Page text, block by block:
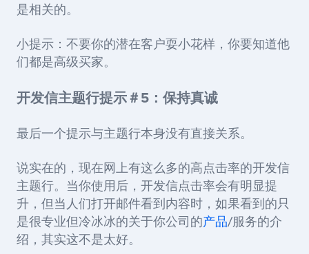
是相关的。
小提示：不要你的潜在客户耍小花样，你要知道他
们都是高级买家。
开发信主题行提示＃5：保持真诚
最后一个提示与主题行本身没有直接关系。
说实在的，现在网上有这么多的高点击率的开发信
主题行。当你使用后，开发信点击率会有明显提
升，但当人们打开邮件看到内容时，如果看到的只
是很专业但冷冰冰的关于你公司的 产品/服务的介
绍，其实这不是太好。